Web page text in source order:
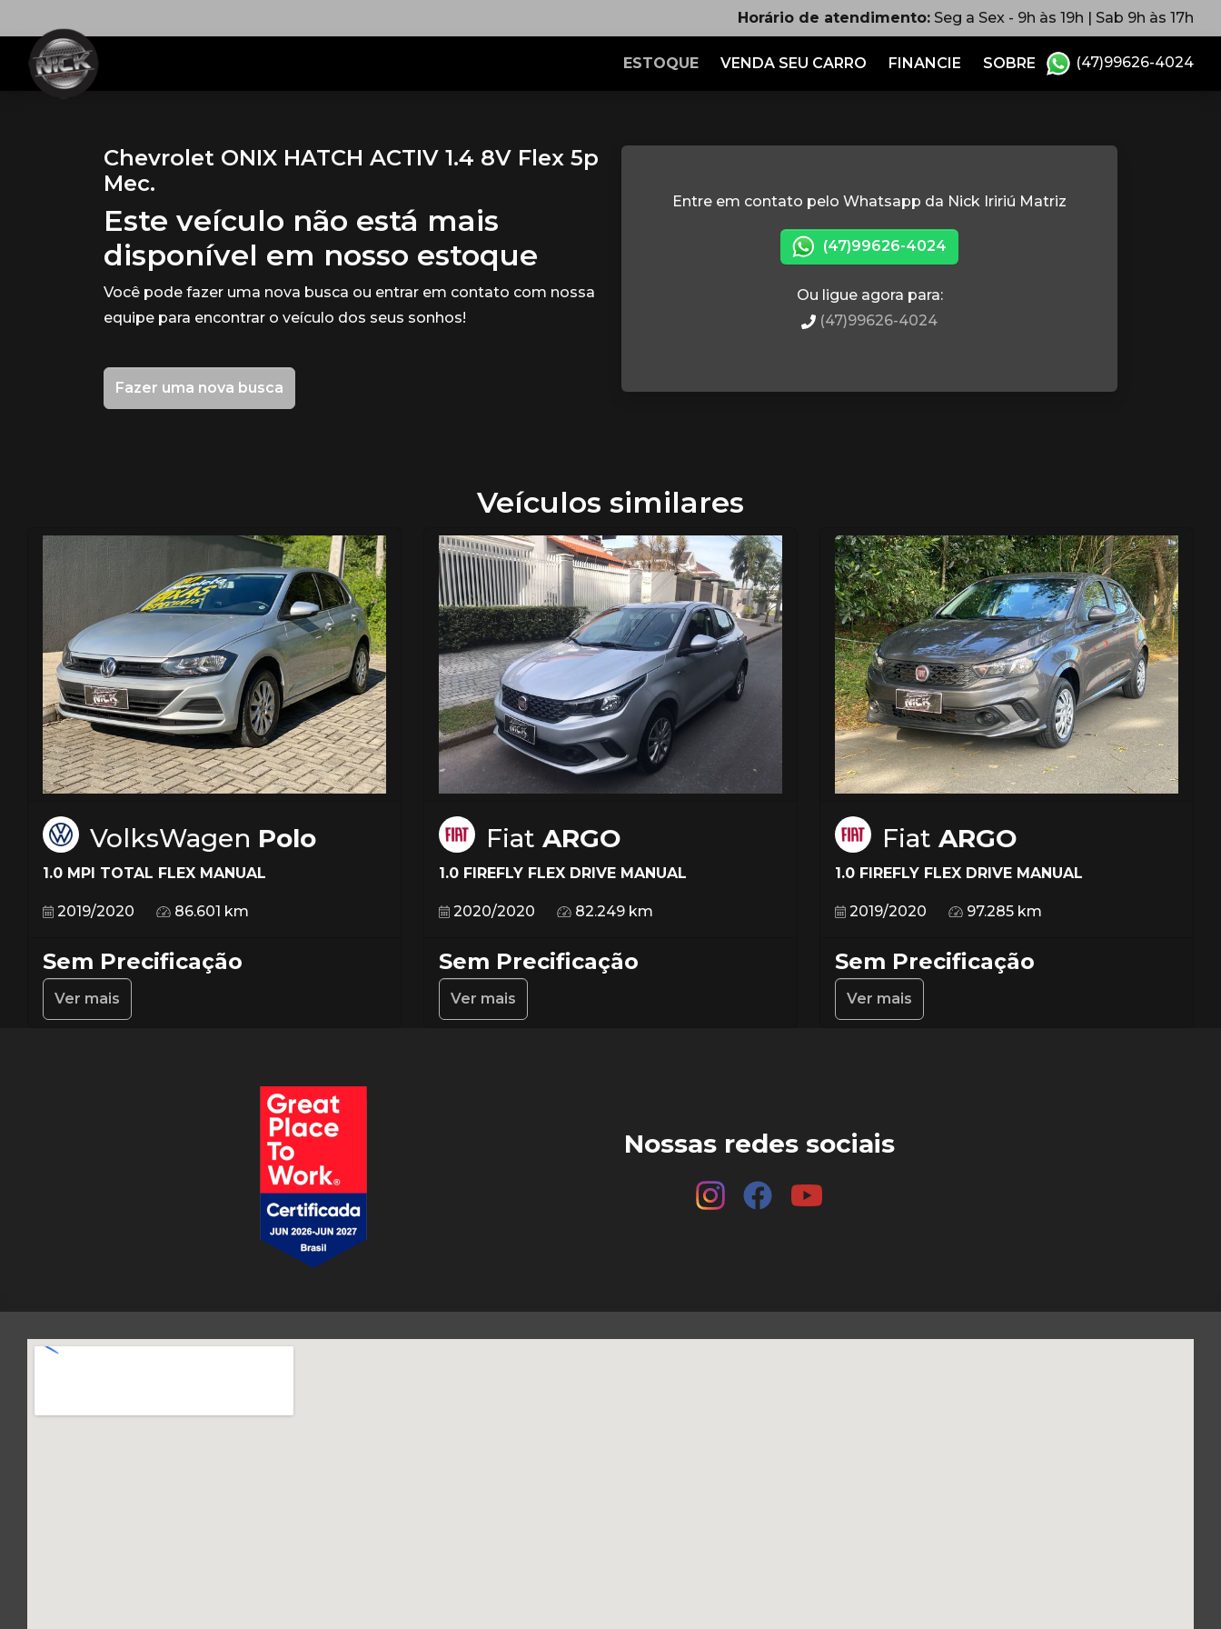
Horário de atendimento: Seg a Sex - 9h às 19h | Sab 9h às 17h
ESTOQUE VENDA SEU CARRO FINANCIE SOBRE (47)99626-4024
Chevrolet ONIX HATCH ACTIV 1.4 8V Flex 5p
Mec.
Este veículo não está mais
disponível em nosso estoque
Você pode fazer uma nova busca ou entrar em contato com nossa
equipe para encontrar o veículo dos seus sonhos!
Fazer uma nova busca
Entre em contato pelo Whatsapp da Nick Iririú Matriz
(47)99626-4024
Ou ligue agora para:
(47)99626-4024
Veículos similares
VolksWagen Polo
1.0 MPI TOTAL FLEX MANUAL
2019/2020 86.601 km
Sem Precificação
Ver mais
Fiat ARGO
1.0 FIREFLY FLEX DRIVE MANUAL
2020/2020 82.249 km
Sem Precificação
Ver mais
Fiat ARGO
1.0 FIREFLY FLEX DRIVE MANUAL
2019/2020 97.285 km
Sem Precificação
Ver mais
Nossas redes sociais